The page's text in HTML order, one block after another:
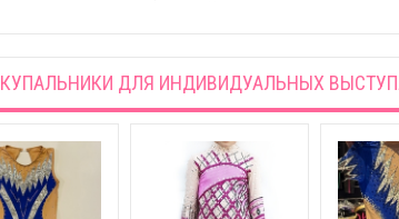
КУПАЛЬНИКИ ДЛЯ ИНДИВИДУАЛЬНЫХ